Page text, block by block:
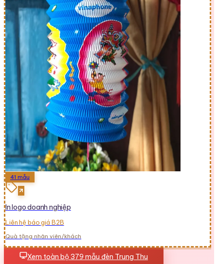
41 mẫu
In logo doanh nghiệp
Liên hệ báo giá B2B
Quà tặng nhân viên/khách
Xem toàn bộ 379 mẫu đèn Trung Thu